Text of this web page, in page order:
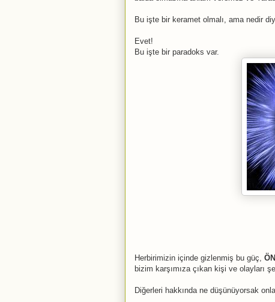
Bu işte bir keramet olmalı, ama nedir
Evet!
Bu işte bir paradoks var.
Herbirimizin içinde gizlenmiş bu güç,
bizim karşımıza çıkan kişi ve olayları
Diğerleri hakkında ne düşünüyorsak